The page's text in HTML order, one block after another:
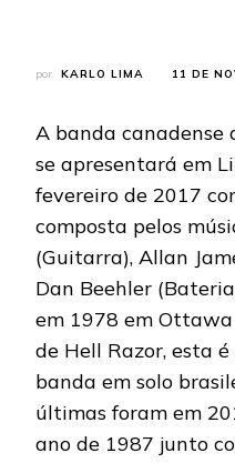
por KARLO LIMA 11 DE
A banda canadense
se apresentará em
fevereiro de 2017
composta pelos
(Guitarra), Allan
Dan Beehler
em 1978 em
de Hell Razor, esta
banda em solo
últimas foram em
ano de 1987 junto